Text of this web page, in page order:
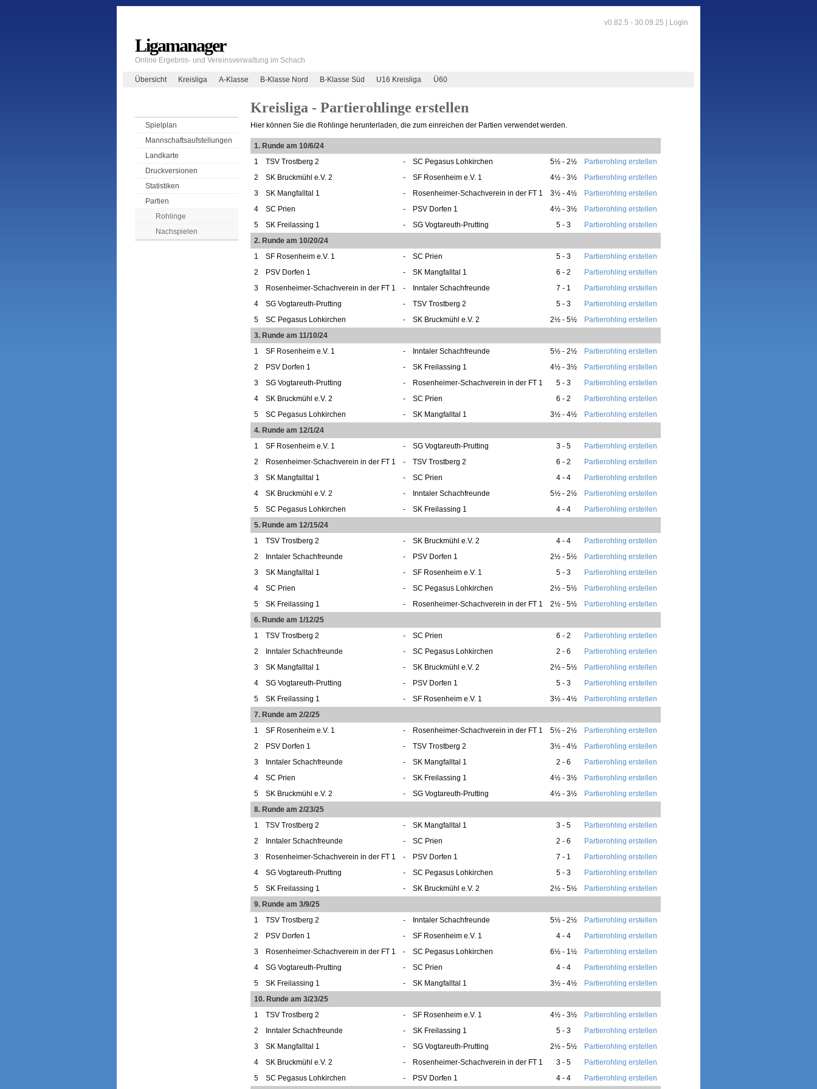
v0.82.5 - 30.09.25 | Login
Ligamanager
Online Ergebnis- und Vereinsverwaltung im Schach
Übersicht Kreisliga A-Klasse B-Klasse Nord B-Klasse Süd U16 Kreisliga Ü60
Spielplan
Mannschaftsaufstellungen
Landkarte
Druckversionen
Statistiken
Partien
Rohlinge
Nachspielen
Kreisliga - Partierohlinge erstellen
Hier können Sie die Rohlinge herunterladen, die zum einreichen der Partien verwendet werden.
1. Runde am 10/6/24
1
TSV Trostberg 2 - SC Pegasus Lohkirchen 5½ - 2½
Partierohling erstellen
2
SK Bruckmühl e.V. 2 - SF Rosenheim e.V. 1 4½ - 3½
Partierohling erstellen
3
SK Mangfalltal 1 - Rosenheimer-Schachverein in der FT 1 3½ - 4½
Partierohling erstellen
4
SC Prien - PSV Dorfen 1 4½ - 3½
Partierohling erstellen
5
SK Freilassing 1 - SG Vogtareuth-Prutting 5 - 3
Partierohling erstellen
2. Runde am 10/20/24
1
SF Rosenheim e.V. 1 - SC Prien 5 - 3
Partierohling erstellen
2
PSV Dorfen 1 - SK Mangfalltal 1 6 - 2
Partierohling erstellen
3
Rosenheimer-Schachverein in der FT 1 - Inntaler Schachfreunde 7 - 1
Partierohling erstellen
4
SG Vogtareuth-Prutting - TSV Trostberg 2 5 - 3
Partierohling erstellen
5
SC Pegasus Lohkirchen - SK Bruckmühl e.V. 2 2½ - 5½
Partierohling erstellen
3. Runde am 11/10/24
1
SF Rosenheim e.V. 1 - Inntaler Schachfreunde 5½ - 2½
Partierohling erstellen
2
PSV Dorfen 1 - SK Freilassing 1 4½ - 3½
Partierohling erstellen
3
SG Vogtareuth-Prutting - Rosenheimer-Schachverein in der FT 1 5 - 3
Partierohling erstellen
4
SK Bruckmühl e.V. 2 - SC Prien 6 - 2
Partierohling erstellen
5
SC Pegasus Lohkirchen - SK Mangfalltal 1 3½ - 4½
Partierohling erstellen
4. Runde am 12/1/24
1
SF Rosenheim e.V. 1 - SG Vogtareuth-Prutting 3 - 5
Partierohling erstellen
2
Rosenheimer-Schachverein in der FT 1 - TSV Trostberg 2 6 - 2
Partierohling erstellen
3
SK Mangfalltal 1 - SC Prien 4 - 4
Partierohling erstellen
4
SK Bruckmühl e.V. 2 - Inntaler Schachfreunde 5½ - 2½
Partierohling erstellen
5
SC Pegasus Lohkirchen - SK Freilassing 1 4 - 4
Partierohling erstellen
5. Runde am 12/15/24
1
TSV Trostberg 2 - SK Bruckmühl e.V. 2 4 - 4
Partierohling erstellen
2
Inntaler Schachfreunde - PSV Dorfen 1 2½ - 5½
Partierohling erstellen
3
SK Mangfalltal 1 - SF Rosenheim e.V. 1 5 - 3
Partierohling erstellen
4
SC Prien - SC Pegasus Lohkirchen 2½ - 5½
Partierohling erstellen
5
SK Freilassing 1 - Rosenheimer-Schachverein in der FT 1 2½ - 5½
Partierohling erstellen
6. Runde am 1/12/25
1
TSV Trostberg 2 - SC Prien 6 - 2
Partierohling erstellen
2
Inntaler Schachfreunde - SC Pegasus Lohkirchen 2 - 6
Partierohling erstellen
3
SK Mangfalltal 1 - SK Bruckmühl e.V. 2 2½ - 5½
Partierohling erstellen
4
SG Vogtareuth-Prutting - PSV Dorfen 1 5 - 3
Partierohling erstellen
5
SK Freilassing 1 - SF Rosenheim e.V. 1 3½ - 4½
Partierohling erstellen
7. Runde am 2/2/25
1
SF Rosenheim e.V. 1 - Rosenheimer-Schachverein in der FT 1 5½ - 2½
Partierohling erstellen
2
PSV Dorfen 1 - TSV Trostberg 2 3½ - 4½
Partierohling erstellen
3
Inntaler Schachfreunde - SK Mangfalltal 1 2 - 6
Partierohling erstellen
4
SC Prien - SK Freilassing 1 4½ - 3½
Partierohling erstellen
5
SK Bruckmühl e.V. 2 - SG Vogtareuth-Prutting 4½ - 3½
Partierohling erstellen
8. Runde am 2/23/25
1
TSV Trostberg 2 - SK Mangfalltal 1 3 - 5
Partierohling erstellen
2
Inntaler Schachfreunde - SC Prien 2 - 6
Partierohling erstellen
3
Rosenheimer-Schachverein in der FT 1 - PSV Dorfen 1 7 - 1
Partierohling erstellen
4
SG Vogtareuth-Prutting - SC Pegasus Lohkirchen 5 - 3
Partierohling erstellen
5
SK Freilassing 1 - SK Bruckmühl e.V. 2 2½ - 5½
Partierohling erstellen
9. Runde am 3/9/25
1
TSV Trostberg 2 - Inntaler Schachfreunde 5½ - 2½
Partierohling erstellen
2
PSV Dorfen 1 - SF Rosenheim e.V. 1 4 - 4
Partierohling erstellen
3
Rosenheimer-Schachverein in der FT 1 - SC Pegasus Lohkirchen 6½ - 1½
Partierohling erstellen
4
SG Vogtareuth-Prutting - SC Prien 4 - 4
Partierohling erstellen
5
SK Freilassing 1 - SK Mangfalltal 1 3½ - 4½
Partierohling erstellen
10. Runde am 3/23/25
1
TSV Trostberg 2 - SF Rosenheim e.V. 1 4½ - 3½
Partierohling erstellen
2
Inntaler Schachfreunde - SK Freilassing 1 5 - 3
Partierohling erstellen
3
SK Mangfalltal 1 - SG Vogtareuth-Prutting 2½ - 5½
Partierohling erstellen
4
SK Bruckmühl e.V. 2 - Rosenheimer-Schachverein in der FT 1 3 - 5
Partierohling erstellen
5
SC Pegasus Lohkirchen - PSV Dorfen 1 4 - 4 Partierohling erstellen